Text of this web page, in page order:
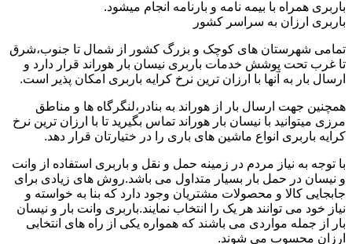
باربری همراه با بیمه نامه و بارنامه انجام میشود.
باربری ارزان به سراسر کشور
تمامی شهرستان های کوچک و بزرگ کشور از شمال تا جنوب،شرق
تا غرب تحت پوشش خدمات باربری نیسان بار هوراند قرار دارد و
ارسال بار به آنها با ارزان ترین نرخ کرایه باربری امکان پذیر است.
همچنین جهت ارسال بار از هوراند به بنادر،لنگرگاه ها و مناطق
مرزی میتوانید با نیسان بار هوراند تماس بگیرید تا با ارزان ترین نرخ
کرایه باربری انواع ماشین های باری را در ختیارتان قرار دهد.
با توجه به نیاز مردم در زمینه حمل و نقل و باربری استفاده از وانت
و نیسان در حمل بار بسیار متداول می باشد.روش های زیادی برای
جابجایی کالا و محصولات مشتریان وجود دارد که بنا به خواسته و
نیاز خود می توانند هر یک را انتخاب نمایند.باربری وانت بار و نیسان
بار از جمله مواردی می باشند که همواره یکی از راه های انتخابی
ارزان محسوب می شوند.